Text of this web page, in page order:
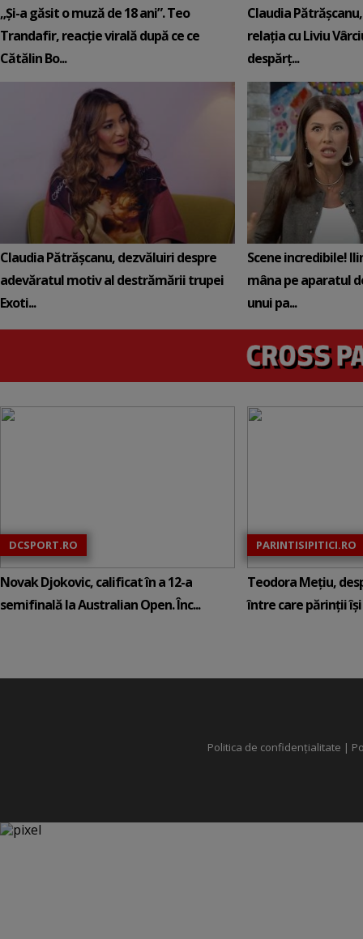
„Și-a găsit o muză de 18 ani”. Teo
Trandafir, reacție virală după ce ce
Cătălin Bo...
Claudia
relația cu Liviu
despărț...
Claudia Pătrășcanu, dezvăluiri despre
adevăratul motiv al destrămării trupei
Exoti...
Scene incredibile!
mâna pe aparatul
unui pa...
DCSPORT.RO
Novak Djokovic, calificat în a 12-a
semifinală la Australian Open. Înc...
PARINTISIPITICI.RO
Teodora Mețiu,
între care părinții își
Politica de confidențialitate |